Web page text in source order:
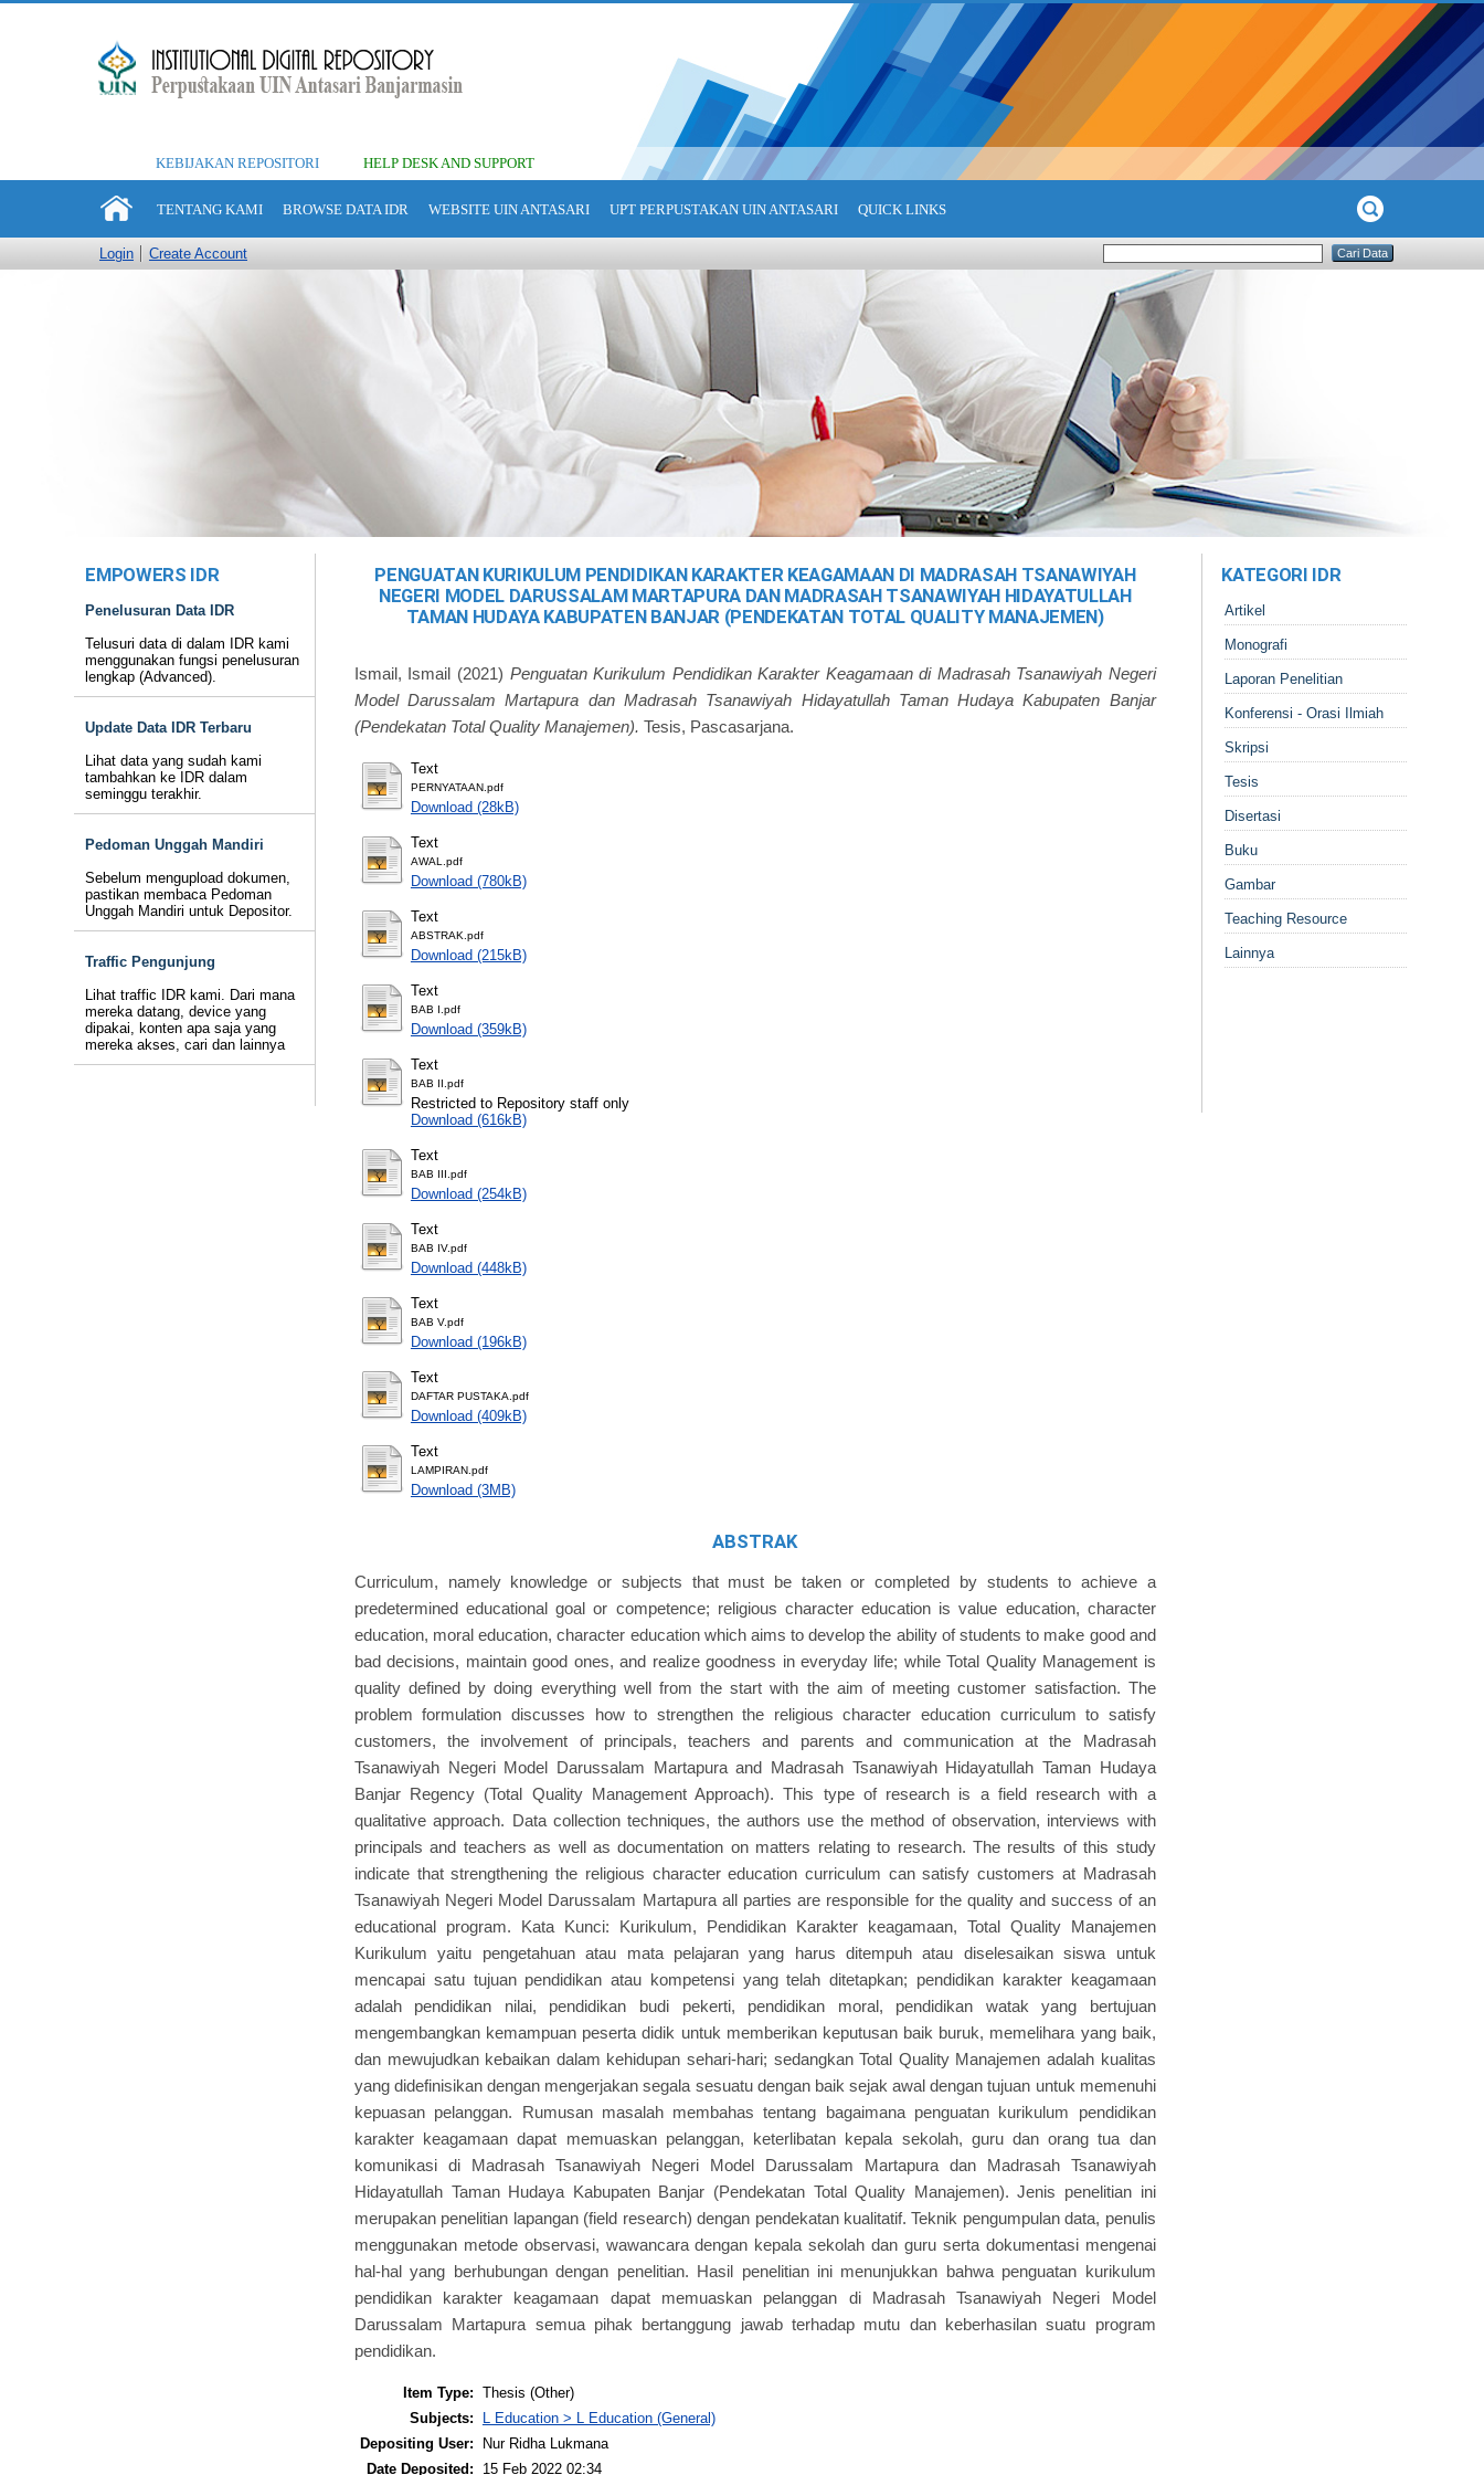
KEBIJAKAN REPOSITORI HELP DESK AND SUPPORT
TENTANG KAMI BROWSE DATA IDR WEBSITE UIN ANTASARI UPT PERPUSTAKAN UIN ANTASARI QUICK LINKS
Login Create Account
EMPOWERS IDR
Penelusuran Data IDR
Telusuri data di dalam IDR kami
menggunakan fungsi penelusuran
lengkap (Advanced).
Update Data IDR Terbaru
Lihat data yang sudah kami
tambahkan ke IDR dalam
seminggu terakhir.
Pedoman Unggah Mandiri
Sebelum mengupload dokumen,
pastikan membaca Pedoman
Unggah Mandiri untuk Depositor.
Traffic Pengunjung
Lihat traffic IDR kami. Dari mana
mereka datang, device yang
dipakai, konten apa saja yang
mereka akses, cari dan lainnya
PENGUATAN KURIKULUM PENDIDIKAN KARAKTER KEAGAMAAN DI MADRASAH TSANAWIYAH
NEGERI MODEL DARUSSALAM MARTAPURA DAN MADRASAH TSANAWIYAH HIDAYATULLAH
TAMAN HUDAYA KABUPATEN BANJAR (PENDEKATAN TOTAL QUALITY MANAJEMEN)
Ismail, Ismail (2021) Penguatan Kurikulum Pendidikan Karakter Keagamaan di Madrasah Tsanawiyah Negeri
Model Darussalam Martapura dan Madrasah Tsanawiyah Hidayatullah Taman Hudaya Kabupaten Banjar
(Pendekatan Total Quality Manajemen). Tesis, Pascasarjana.
Text
PERNYATAAN.pdf
Download (28kB)
Text
AWAL.pdf
Download (780kB)
Text
ABSTRAK.pdf
Download (215kB)
Text
BAB I.pdf
Download (359kB)
Text
BAB II.pdf
Restricted to Repository staff only
Download (616kB)
Text
BAB III.pdf
Download (254kB)
Text
BAB IV.pdf
Download (448kB)
Text
BAB V.pdf
Download (196kB)
Text
DAFTAR PUSTAKA.pdf
Download (409kB)
Text
LAMPIRAN.pdf
Download (3MB)
ABSTRAK
Curriculum, namely knowledge or subjects that must be taken or completed by students to achieve a
predetermined educational goal or competence; religious character education is value education, character
education, moral education, character education which aims to develop the ability of students to make good and
bad decisions, maintain good ones, and realize goodness in everyday life; while Total Quality Management is
quality defined by doing everything well from the start with the aim of meeting customer satisfaction. The
problem formulation discusses how to strengthen the religious character education curriculum to satisfy
customers, the involvement of principals, teachers and parents and communication at the Madrasah
Tsanawiyah Negeri Model Darussalam Martapura and Madrasah Tsanawiyah Hidayatullah Taman Hudaya
Banjar Regency (Total Quality Management Approach). This type of research is a field research with a
qualitative approach. Data collection techniques, the authors use the method of observation, interviews with
principals and teachers as well as documentation on matters relating to research. The results of this study
indicate that strengthening the religious character education curriculum can satisfy customers at Madrasah
Tsanawiyah Negeri Model Darussalam Martapura all parties are responsible for the quality and success of an
educational program. Kata Kunci: Kurikulum, Pendidikan Karakter keagamaan, Total Quality Manajemen
Kurikulum yaitu pengetahuan atau mata pelajaran yang harus ditempuh atau diselesaikan siswa untuk
mencapai satu tujuan pendidikan atau kompetensi yang telah ditetapkan; pendidikan karakter keagamaan
adalah pendidikan nilai, pendidikan budi pekerti, pendidikan moral, pendidikan watak yang bertujuan
mengembangkan kemampuan peserta didik untuk memberikan keputusan baik buruk, memelihara yang baik,
dan mewujudkan kebaikan dalam kehidupan sehari-hari; sedangkan Total Quality Manajemen adalah kualitas
yang didefinisikan dengan mengerjakan segala sesuatu dengan baik sejak awal dengan tujuan untuk memenuhi
kepuasan pelanggan. Rumusan masalah membahas tentang bagaimana penguatan kurikulum pendidikan
karakter keagamaan dapat memuaskan pelanggan, keterlibatan kepala sekolah, guru dan orang tua dan
komunikasi di Madrasah Tsanawiyah Negeri Model Darussalam Martapura dan Madrasah Tsanawiyah
Hidayatullah Taman Hudaya Kabupaten Banjar (Pendekatan Total Quality Manajemen). Jenis penelitian ini
merupakan penelitian lapangan (field research) dengan pendekatan kualitatif. Teknik pengumpulan data, penulis
menggunakan metode observasi, wawancara dengan kepala sekolah dan guru serta dokumentasi mengenai
hal-hal yang berhubungan dengan penelitian. Hasil penelitian ini menunjukkan bahwa penguatan kurikulum
pendidikan karakter keagamaan dapat memuaskan pelanggan di Madrasah Tsanawiyah Negeri Model
Darussalam Martapura semua pihak bertanggung jawab terhadap mutu dan keberhasilan suatu program
pendidikan.
Item Type: Thesis (Other)
Subjects:
L Education > L Education (General)
Depositing User:
Nur Ridha Lukmana
Date Deposited:
15 Feb 2022 02:34
KATEGORI IDR
Artikel
Monografi
Laporan Penelitian
Konferensi - Orasi Ilmiah
Skripsi
Tesis
Disertasi
Buku
Gambar
Teaching Resource
Lainnya